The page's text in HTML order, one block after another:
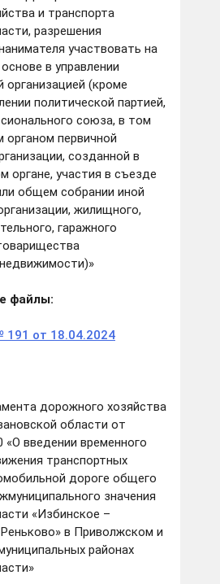
и транспорта
разрешения
участвовать на
в управлении
организацией (кроме
политической партией,
союза, в том
первичной
созданной в
органе, участия в съезде
общем собрании иной
жилищного,
гаражного
файлы:
191 от 18.04.2024
дорожного хозяйства
области от
«О введении временного
транспортных
дороге общего
значения
«Избинское –
в Приволжском и
районах